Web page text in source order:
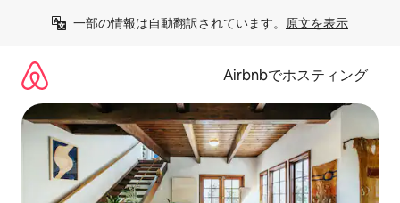
一部の情報は自動翻訳されています。 原文を表示
Airbnbでホスティング